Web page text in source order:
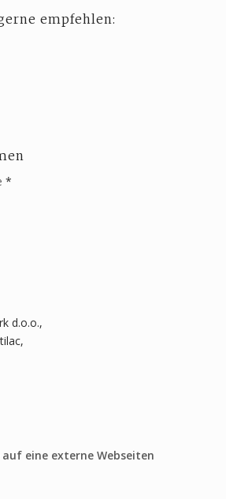
empfehlen:
*
d.o.o.,
eine externe Webseiten